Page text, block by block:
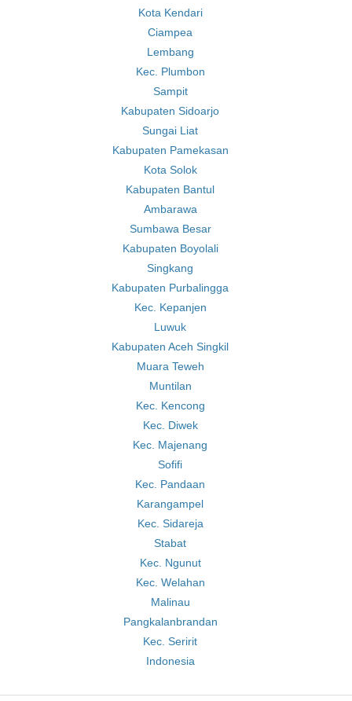
Kota Kendari
Ciampea
Lembang
Kec. Plumbon
Sampit
Kabupaten Sidoarjo
Sungai Liat
Kabupaten Pamekasan
Kota Solok
Kabupaten Bantul
Ambarawa
Sumbawa Besar
Kabupaten Boyolali
Singkang
Kabupaten Purbalingga
Kec. Kepanjen
Luwuk
Kabupaten Aceh Singkil
Muara Teweh
Muntilan
Kec. Kencong
Kec. Diwek
Kec. Majenang
Sofifi
Kec. Pandaan
Karangampel
Kec. Sidareja
Stabat
Kec. Ngunut
Kec. Welahan
Malinau
Pangkalanbrandan
Kec. Seririt
Indonesia